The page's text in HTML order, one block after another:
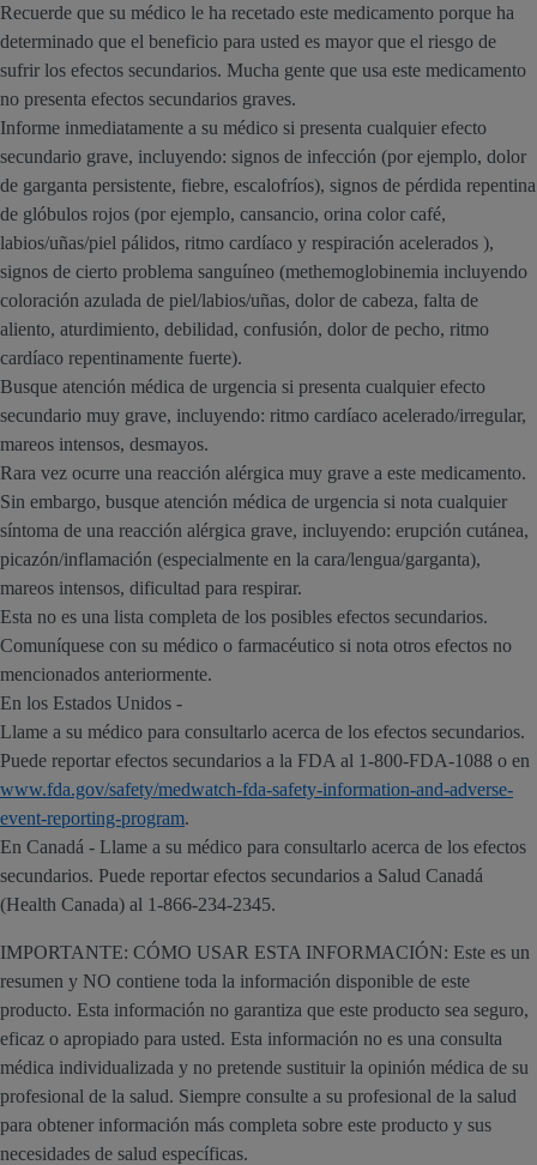
Recuerde que su médico le ha recetado este medicamento porque ha
determinado que el beneficio para usted es mayor que el riesgo de
sufrir los efectos secundarios. Mucha gente que usa este medicamento
no presenta efectos secundarios graves.
Informe inmediatamente a su médico si presenta cualquier efecto
secundario grave, incluyendo: signos de infección (por ejemplo, dolor
de garganta persistente, fiebre, escalofríos), signos de pérdida repentina
de glóbulos rojos (por ejemplo, cansancio, orina color café,
labios/uñas/piel pálidos, ritmo cardíaco y respiración acelerados ),
signos de cierto problema sanguíneo (methemoglobinemia incluyendo
coloración azulada de piel/labios/uñas, dolor de cabeza, falta de
aliento, aturdimiento, debilidad, confusión, dolor de pecho, ritmo
cardíaco repentinamente fuerte).
Busque atención médica de urgencia si presenta cualquier efecto
secundario muy grave, incluyendo: ritmo cardíaco acelerado/irregular,
mareos intensos, desmayos.
Rara vez ocurre una reacción alérgica muy grave a este medicamento.
Sin embargo, busque atención médica de urgencia si nota cualquier
síntoma de una reacción alérgica grave, incluyendo: erupción cutánea,
picazón/inflamación (especialmente en la cara/lengua/garganta),
mareos intensos, dificultad para respirar.
Esta no es una lista completa de los posibles efectos secundarios.
Comuníquese con su médico o farmacéutico si nota otros efectos no
mencionados anteriormente.
En los Estados Unidos -
Llame a su médico para consultarlo acerca de los efectos secundarios.
Puede reportar efectos secundarios a la FDA al 1-800-FDA-1088 o en
www.fda.gov/safety/medwatch-fda-safety-information-and-adverse-
event-reporting-program.
En Canadá - Llame a su médico para consultarlo acerca de los efectos
secundarios. Puede reportar efectos secundarios a Salud Canadá
(Health Canada) al 1-866-234-2345.
IMPORTANTE: CÓMO USAR ESTA INFORMACIÓN: Este es un
resumen y NO contiene toda la información disponible de este
producto. Esta información no garantiza que este producto sea seguro,
eficaz o apropiado para usted. Esta información no es una consulta
médica individualizada y no pretende sustituir la opinión médica de su
profesional de la salud. Siempre consulte a su profesional de la salud
para obtener información más completa sobre este producto y sus
necesidades de salud específicas.